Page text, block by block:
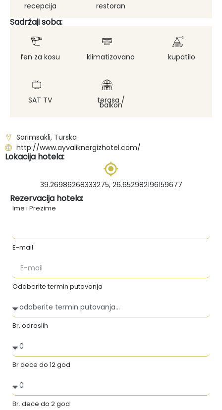
recepcija restoran
Sadržaji soba:
fen za kosu klimatizovano kupatilo
SAT TV terasa /
balkon
Sarimsakli, Turska
http://www.ayvaliknergizhotel.com/
Lokacija hotela:
39.26986268333275, 26.652982196159677
Rezervacija hotela:
Ime i Prezime
E-mail
Odaberite termin putovanja
Br. odraslih
Br dece do 12 god
Br. dece do 2 god